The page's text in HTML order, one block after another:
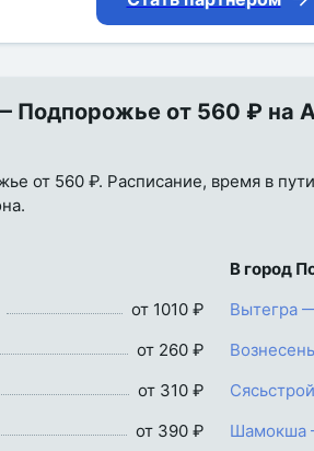
Подпорожье от 560 ₽ на
от 560 ₽. Расписание, время в
от 1010 ₽
от 260 ₽
от 310 ₽
от 390 ₽
В город
Вытегра
Шамокша